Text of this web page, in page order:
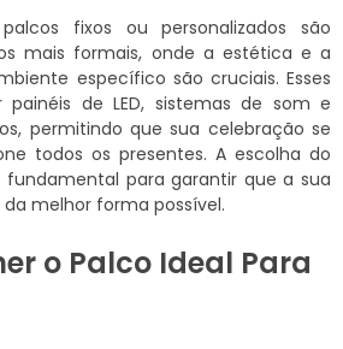
fixos ou personalizados são
mais formais, onde a estética e a
específico são cruciais. Esses
de LED, sistemas de som e
permitindo que sua celebração se
todos os presentes. A escolha do
para garantir que a sua
melhor forma possível.
o Palco Ideal Para